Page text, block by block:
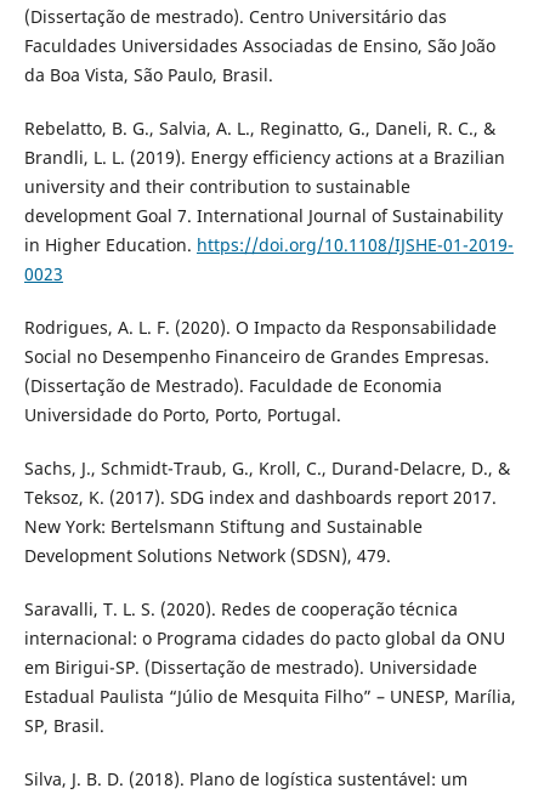
(Dissertação de mestrado). Centro Universitário das
Faculdades Universidades Associadas de Ensino, São João
da Boa Vista, São Paulo, Brasil.
Rebelatto, B. G., Salvia, A. L., Reginatto, G., Daneli, R. C., &
Brandli, L. L. (2019). Energy efficiency actions at a Brazilian
university and their contribution to sustainable
development Goal 7. International Journal of Sustainability
in Higher Education. https://doi.org/10.1108/IJSHE-01-2019-
0023
Rodrigues, A. L. F. (2020). O Impacto da Responsabilidade
Social no Desempenho Financeiro de Grandes Empresas.
(Dissertação de Mestrado). Faculdade de Economia
Universidade do Porto, Porto, Portugal.
Sachs, J., Schmidt-Traub, G., Kroll, C., Durand-Delacre, D., &
Teksoz, K. (2017). SDG index and dashboards report 2017.
New York: Bertelsmann Stiftung and Sustainable
Development Solutions Network (SDSN), 479.
Saravalli, T. L. S. (2020). Redes de cooperação técnica
internacional: o Programa cidades do pacto global da ONU
em Birigui-SP. (Dissertação de mestrado). Universidade
Estadual Paulista “Júlio de Mesquita Filho” – UNESP, Marília,
SP, Brasil.
Silva, J. B. D. (2018). Plano de logística sustentável: um